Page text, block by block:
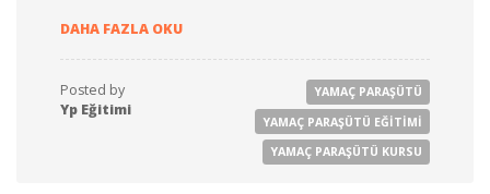
DAHA FAZLA OKUAYDIN YAMAÇ PARAŞÜTÜ EĞITIMI 2025
Posted by
Yp Eğitimi
YAMAÇ PARAŞÜTÜ
YAMAÇ PARAŞÜTÜ EĞITIMI
YAMAÇ PARAŞÜTÜ KURSU